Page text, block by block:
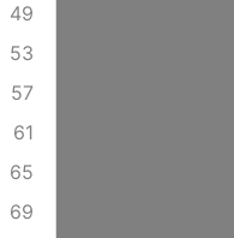
49
53
57
61
65
69